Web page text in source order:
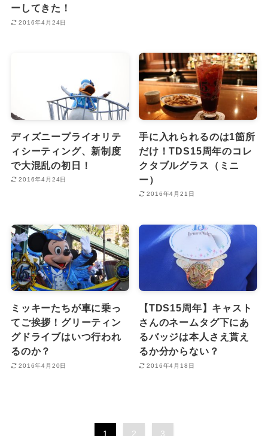
ーしてきた！
2016年4月24日
ディズニープライオリテ
ィシーティング、新制度
で大混乱の初日！
2016年4月24日
手に入れられるのは1箇所
だけ！TDS15周年のコレ
クタブルグラス（ミニ
ー）
2016年4月21日
ミッキーたちが車に乗っ
てご挨拶！グリーティン
グドライブはいつ行われ
るのか？
2016年4月20日
【TDS15周年】キャスト
さんのネームタグ下にあ
るバッジは本人さえ貰え
るか分からない？
2016年4月18日
1 2 3